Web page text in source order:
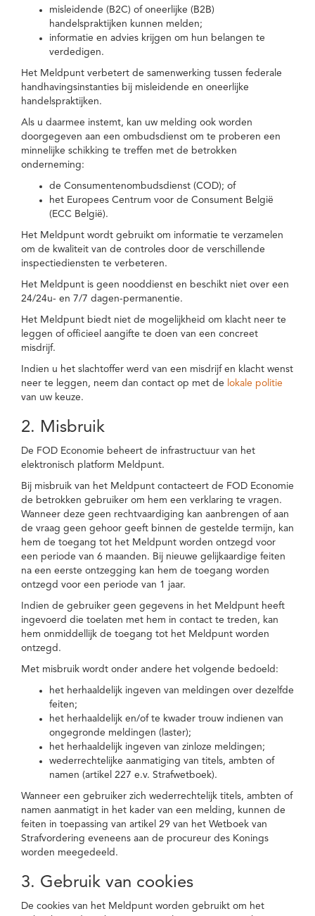
misleidende (B2C) of oneerlijke (B2B)
handelspraktijken kunnen melden;
informatie en advies krijgen om hun belangen te
verdedigen.
Het Meldpunt verbetert de samenwerking tussen federale
handhavingsinstanties bij misleidende en oneerlijke
handelspraktijken.
Als u daarmee instemt, kan uw melding ook worden
doorgegeven aan een ombudsdienst om te proberen een
minnelijke schikking te treffen met de betrokken
onderneming:
de Consumentenombudsdienst (COD); of
het Europees Centrum voor de Consument België
(ECC België).
Het Meldpunt wordt gebruikt om informatie te verzamelen
om de kwaliteit van de controles door de verschillende
inspectiediensten te verbeteren.
Het Meldpunt is geen nooddienst en beschikt niet over een
24/24u- en 7/7 dagen-permanentie.
Het Meldpunt biedt niet de mogelijkheid om klacht neer te
leggen of officieel aangifte te doen van een concreet
misdrijf.
Indien u het slachtoffer werd van een misdrijf en klacht wenst
neer te leggen, neem dan contact op met de lokale politie
van uw keuze.
2. Misbruik
De FOD Economie beheert de infrastructuur van het
elektronisch platform Meldpunt.
Bij misbruik van het Meldpunt contacteert de FOD Economie
de betrokken gebruiker om hem een verklaring te vragen.
Wanneer deze geen rechtvaardiging kan aanbrengen of aan
de vraag geen gehoor geeft binnen de gestelde termijn, kan
hem de toegang tot het Meldpunt worden ontzegd voor
een periode van 6 maanden. Bij nieuwe gelijkaardige feiten
na een eerste ontzegging kan hem de toegang worden
ontzegd voor een periode van 1 jaar.
Indien de gebruiker geen gegevens in het Meldpunt heeft
ingevoerd die toelaten met hem in contact te treden, kan
hem onmiddellijk de toegang tot het Meldpunt worden
ontzegd.
Met misbruik wordt onder andere het volgende bedoeld:
het herhaaldelijk ingeven van meldingen over dezelfde
feiten;
het herhaaldelijk en/of te kwader trouw indienen van
ongegronde meldingen (laster);
het herhaaldelijk ingeven van zinloze meldingen;
wederrechtelijke aanmatiging van titels, ambten of
namen (artikel 227 e.v. Strafwetboek).
Wanneer een gebruiker zich wederrechtelijk titels, ambten of
namen aanmatigt in het kader van een melding, kunnen de
feiten in toepassing van artikel 29 van het Wetboek van
Strafvordering eveneens aan de procureur des Konings
worden meegedeeld.
3. Gebruik van cookies
De cookies van het Meldpunt worden gebruikt om het